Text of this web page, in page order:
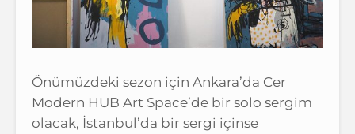
Önümüzdeki sezon için Ankara’da Cer
Modern HUB Art Space’de bir solo sergim
olacak, İstanbul’da bir sergi içinse